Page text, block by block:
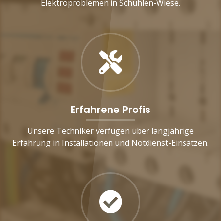
Elektroproblemen in Schuhlen-Wiese.
Erfahrene Profis
Unsere Techniker verfügen über langjährige
Erfahrung in Installationen und Notdienst-Einsätzen.